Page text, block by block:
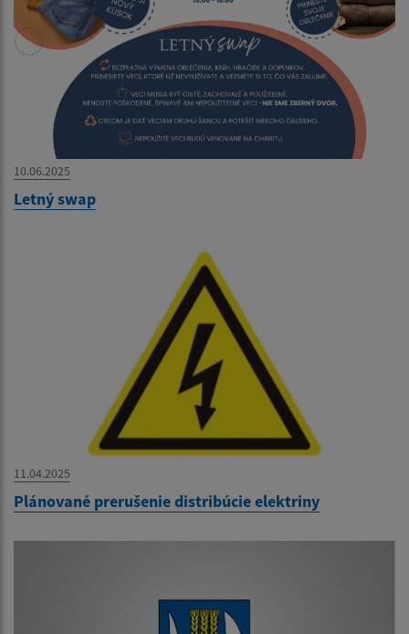
10.06.2025
Letný swap
11.04.2025
Plánované prerušenie distribúcie elektriny